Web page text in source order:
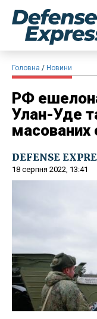
Головна Новини
РФ
Улан-Уде
масованих
DEFENSE
18 серпня 2022, 13:41